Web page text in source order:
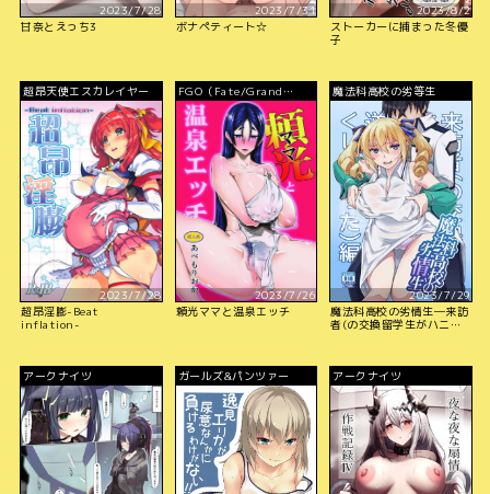
2023/7/28
甘奈とえっち3
2023/7/31
ボナペティート☆
2023/8/2
ストーカーに捕まった冬優
子
超昂天使エスカレイヤー
2023/7/28
超昂淫膨-Beat
inflation-
FGO（Fate/Grand
Order）
2023/7/26
頼光ママと温泉エッチ
魔法科高校の劣等生
2023/7/29
魔法科高校の劣情生―来訪
者(の交換留学生がハニー
た)編―
アークナイツ ガールズ&パンツァー アークナイツ